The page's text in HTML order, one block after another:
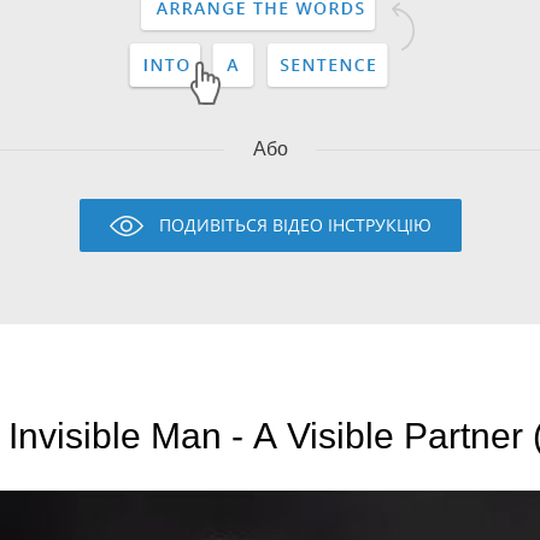
Або
ПОДИВІТЬСЯ ВІДЕО ІНСТРУКЦІЮ
Invisible Man - A Visible Partner